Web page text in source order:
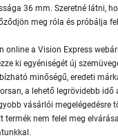
36 mm. Szeretné látni,
meg róla és próbálja
online a Vision Express
ki egyéniségét új
minőségű, eredeti
a lehető legrövidebb idő
vásárlói megelégedésre
nem felel meg